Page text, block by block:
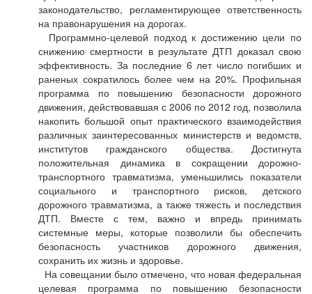
законодательство, регламентирующее ответственность
на правонарушения на дорогах.
Программно-целевой подход к достижению цели по
снижению смертности в результате ДТП доказал свою
эффективность. За последние 6 лет число погибших и
раненых сократилось более чем на 20%. Профильная
программа по повышению безопасности дорожного
движения, действовавшая с 2006 по 2012 год, позволила
накопить большой опыт практического взаимодействия
различных заинтересованных министерств и ведомств,
институтов гражданского общества. Достигнута
положительная динамика в сокращении дорожно-
транспортного травматизма, уменьшились показатели
социального и транспортного рисков, детского
дорожного травматизма, а также тяжесть и последствия
ДТП. Вместе с тем, важно и впредь принимать
системные меры, которые позволили бы обеспечить
безопасность участников дорожного движения,
сохранить их жизнь и здоровье.
На совещании было отмечено, что новая федеральная
целевая программа по повышению безопасности